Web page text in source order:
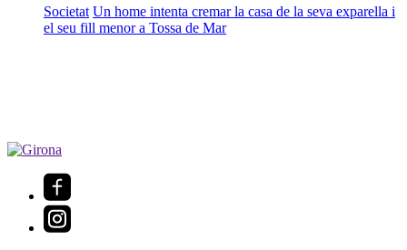
Societat Un home intenta cremar la casa de la seva exparella i
el seu fill menor a Tossa de Mar